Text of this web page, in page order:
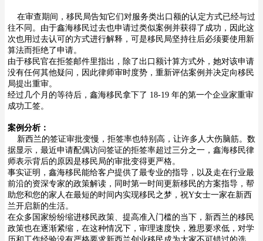
在审查期间，移民局告知它们对服务类出口额的认定方式已经与过
往不同。由于鑫海移民过去也申请过类似案例并获得了成功，因此这
次也用过去认可的方式进行解释，可是移民局坚持往后必须要使用新
算法而拒绝了申请。
由于移民官在拒签邮件里指出，除了出口额计算方式外，她对该申请
没有任何其他疑问，因此律师审时度势，重新评估案例并决定向移民
局提出重审。
经过几个月的等待后，鑫海移民拿下了 18-19 年的第一个企业家重审
成功工签。
案例分析：
新西兰的签证审批变慢，拒签率也特别高，让许多人大伤脑筋。数
据显示，最近申请配偶访问签证的拒签率超过三分之一，鑫海移民律
师表示背后的原因是移民局的审批变得更严格。
事实证明，鑫海移民能给客户提供了最专业的指导，以及走在行业最
前沿的资深专家的政策解读，同时第一时间更新移民的方案指导，帮
助您和您的家人在最短的时间内实现移民之梦，祝Y女士一家在新西
兰开启新的生活。
在众多国家纷纷缩进移民政策、提高准入门槛的当下，新西兰的移民
政策也在逐渐紧缩，在这种情况下，审理速度快，雅思要求低，对学